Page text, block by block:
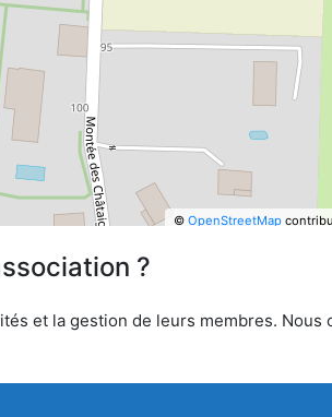
© OpenStreetMap
?
et la gestion de leurs membres.